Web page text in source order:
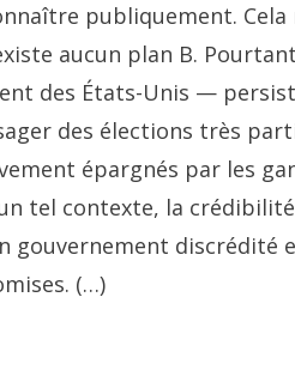
publiquement.
aucun plan B.
des États-Unis —
des élections très
épargnés par les
tel contexte, la
gouvernement discrédité
(…)